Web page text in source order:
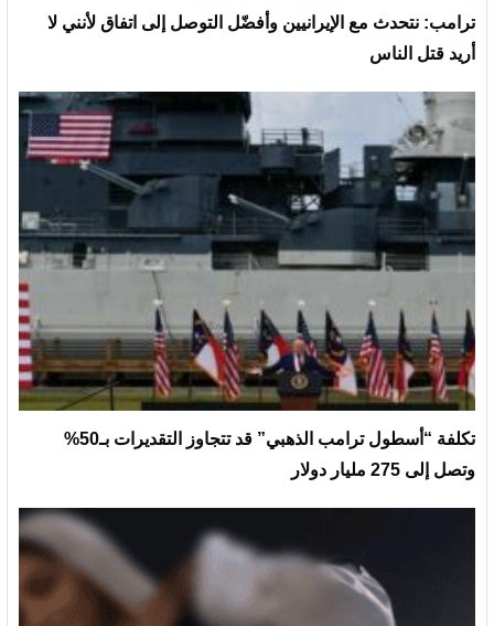
ترامب: نتحدث مع الإيرانيين وأفضّل التوصل إلى اتفاق لأنني لا
أريد قتل الناس
تكلفة “أسطول ترامب الذهبي” قد تتجاوز التقديرات بـ50%
وتصل إلى 275 مليار دولار